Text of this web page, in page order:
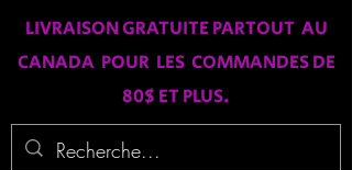
LIVRAISON GRATUITE PARTOUT AU
CANADA POUR LES COMMANDES DE
80$ ET PLUS.